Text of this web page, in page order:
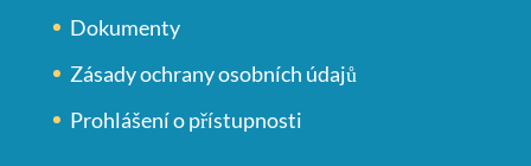
Dokumenty
Zásady ochrany osobních údajů
Prohlášení o přístupnosti